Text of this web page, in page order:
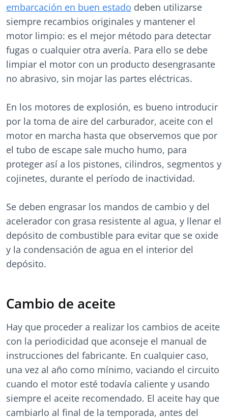
embarcación en buen estado deben utilizarse
siempre recambios originales y mantener el
motor limpio: es el mejor método para detectar
fugas o cualquier otra avería. Para ello se debe
limpiar el motor con un producto desengrasante
no abrasivo, sin mojar las partes eléctricas.
En los motores de explosión, es bueno introducir
por la toma de aire del carburador, aceite con el
motor en marcha hasta que observemos que por
el tubo de escape sale mucho humo, para
proteger así a los pistones, cilindros, segmentos y
cojinetes, durante el período de inactividad.
Se deben engrasar los mandos de cambio y del
acelerador con grasa resistente al agua, y llenar el
depósito de combustible para evitar que se oxide
y la condensación de agua en el interior del
depósito.
Cambio de aceite
Hay que proceder a realizar los cambios de aceite
con la periodicidad que aconseje el manual de
instrucciones del fabricante. En cualquier caso,
una vez al año como mínimo, vaciando el circuito
cuando el motor esté todavía caliente y usando
siempre el aceite recomendado. El aceite hay que
cambiarlo al final de la temporada, antes del